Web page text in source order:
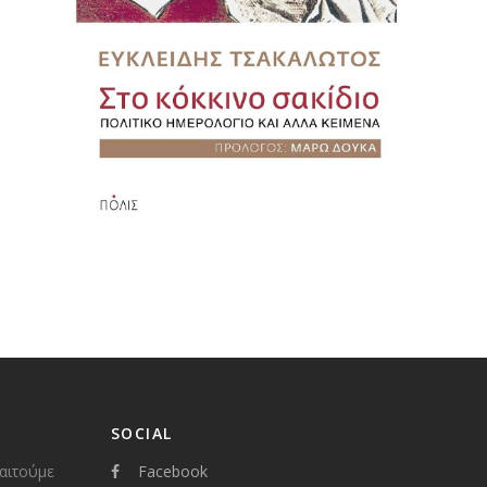
SOCIAL
Facebook